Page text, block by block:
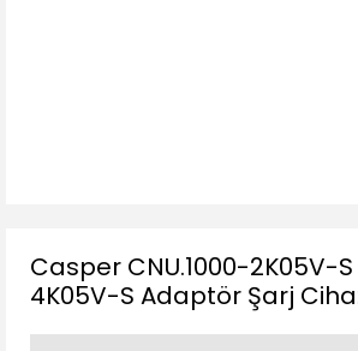
Casper CNU.1000-2K05V-S
4K05V-S Adaptör Şarj